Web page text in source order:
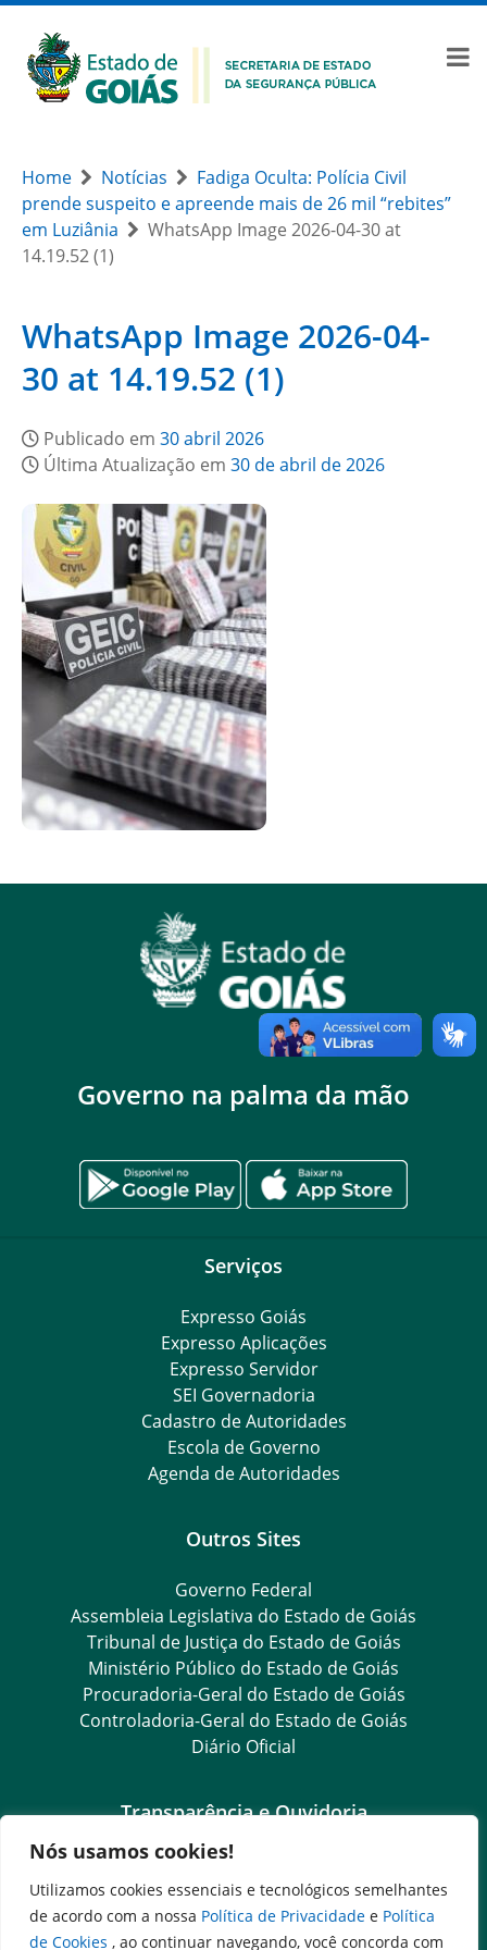
Nós usamos cookies!
Utilizamos cookies essenciais e tecnológicos semelhantes
de acordo com a nossa Política de Privacidade e Política
de Cookies , ao continuar navegando, você concorda com
Home Notícias
Fadiga Oculta: Polícia Civil
prende suspeito e apreende mais de 26 mil “rebites”
em Luziânia
WhatsApp Image 2026-04-30 at
14.19.52 (1)
WhatsApp Image 2026-04-
30 at 14.19.52 (1)
Publicado em 30 abril 2026
Última Atualização em 30 de abril de 2026
Governo na palma da mão
Serviços
Expresso Goiás
Expresso Aplicações
Expresso Servidor
SEI Governadoria
Cadastro de Autoridades
Escola de Governo
Agenda de Autoridades
Outros Sites
Governo Federal
Assembleia Legislativa do Estado de Goiás
Tribunal de Justiça do Estado de Goiás
Ministério Público do Estado de Goiás
Procuradoria-Geral do Estado de Goiás
Controladoria-Geral do Estado de Goiás
Diário Oficial
Transparência e Ouvidoria
LGPD
Goiás Transparência
Dados Abertos Goiás
e-SIC